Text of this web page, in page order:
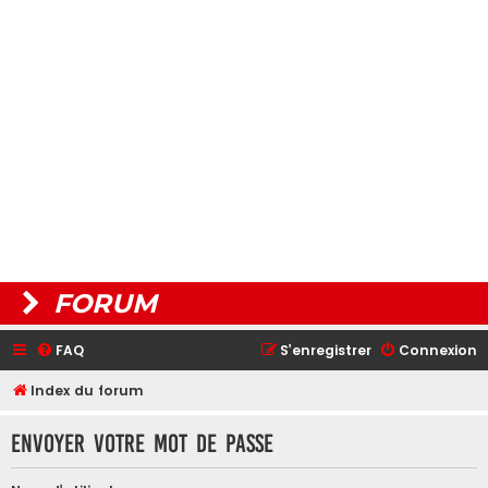
FORUM
FAQ Connexion
S’enregistrer
Index du forum
Envoyer votre mot de passe